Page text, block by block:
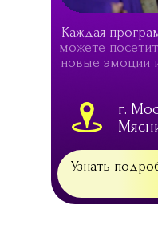
Каждая
можете
новые эмоции
Узнать
г.